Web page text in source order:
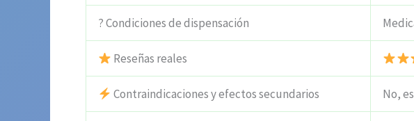
? Condiciones de dispensación
Reseñas reales
Contraindicaciones y efectos secundarios No,